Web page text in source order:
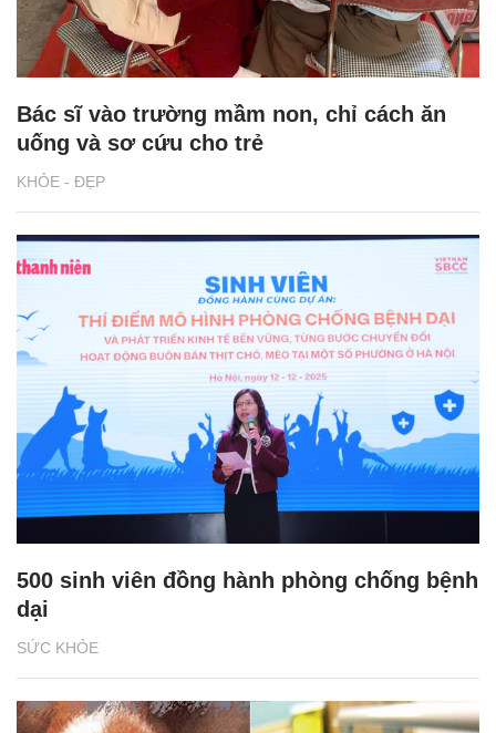
KHỎE - ĐẸP
Bác sĩ vào trường mầm non, chỉ cách ăn
uống và sơ cứu cho trẻ
SỨC KHỎE
500 sinh viên đồng hành phòng chống bệnh
dại